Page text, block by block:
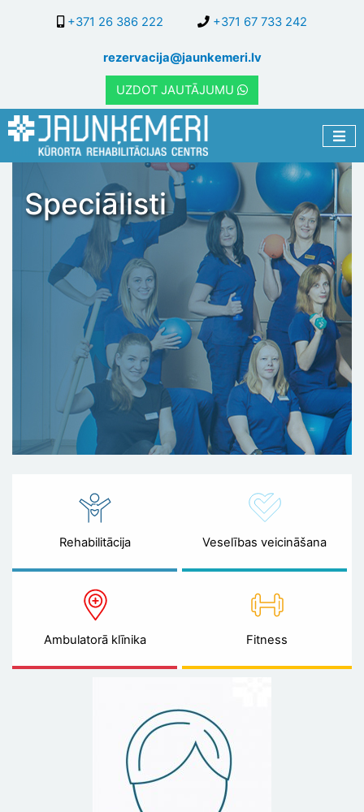
galveno
saturu
+371 26 386 222 +371 67 733 242
rezervacija@jaunkemeri.lv
UZDOT JAUTĀJUMU
Speciālisti
Rehabilitācija Veselības veicināšana
Ambulatorā klīnika Fitness